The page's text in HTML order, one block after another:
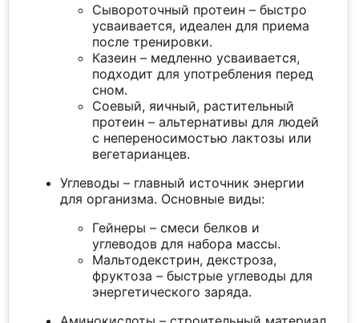
Сывороточный протеин – быстро
усваивается, идеален для приема
после тренировки.
Казеин – медленно усваивается,
подходит для употребления перед
сном.
Соевый, яичный, растительный
протеин – альтернативы для людей
с непереносимостью лактозы или
вегетарианцев.
Углеводы – главный источник энергии
для организма. Основные виды:
Гейнеры – смеси белков и
углеводов для набора массы.
Мальтодекстрин, декстроза,
фруктоза – быстрые углеводы для
энергетического заряда.